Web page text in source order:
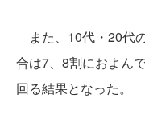
また、10代・20代
合は7、8割におよん
回る結果となった。